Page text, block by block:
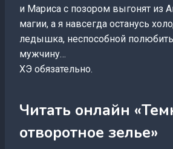
и Мариса с позором выгонят из
магии, а я навсегда останусь
ледышка, неспособной
мужчину…
ХЭ обязательно.
Читать онлайн
отворотное зелье»